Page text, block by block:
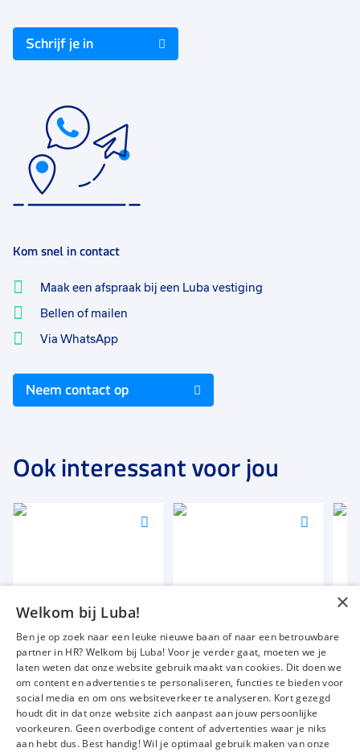
Schrijf je in
Kom snel in contact
Maak een afspraak bij een Luba vestiging
Bellen of mailen
Via WhatsApp
Neem contact op
Ook interessant voor jou
Voeg
favorieten
36 tot 40 uur
Uitzicht op vaste dienst
Voeg
Uitzicht op vaste dienst
€ 1850 € 1950
Vacatures Over ons
×
Welkom bij Luba!
Ben je op zoek naar een leuke nieuwe baan of naar een betrouwbare
partner in HR? Welkom bij Luba! Voor je verder gaat, moeten we je
laten weten dat onze website gebruik maakt van cookies. Dit doen we
om content en advertenties te personaliseren, functies te bieden voor
social media en om ons websiteverkeer te analyseren. Kort gezegd
houdt dit in dat onze website zich aanpast aan jouw persoonlijke
voorkeuren. Geen overbodige content of advertenties waar je niks
aan hebt dus. Best handig! Wil je optimaal gebruik maken van onze